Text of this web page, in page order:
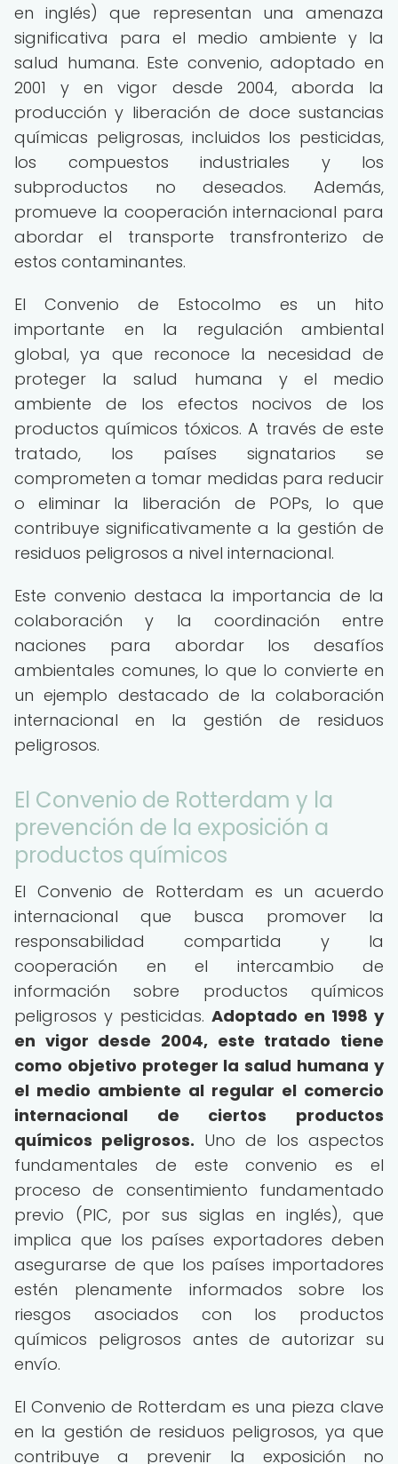
en inglés) que representan una amenaza
significativa para el medio ambiente y la
salud humana. Este convenio, adoptado en
2001 y en vigor desde 2004, aborda la
producción y liberación de doce sustancias
químicas peligrosas, incluidos los pesticidas,
los compuestos industriales y los
subproductos no deseados. Además,
promueve la cooperación internacional para
abordar el transporte transfronterizo de
estos contaminantes.
El Convenio de Estocolmo es un hito
importante en la regulación ambiental
global, ya que reconoce la necesidad de
proteger la salud humana y el medio
ambiente de los efectos nocivos de los
productos químicos tóxicos. A través de este
tratado, los países signatarios se
comprometen a tomar medidas para reducir
o eliminar la liberación de POPs, lo que
contribuye significativamente a la gestión de
residuos peligrosos a nivel internacional.
Este convenio destaca la importancia de la
colaboración y la coordinación entre
naciones para abordar los desafíos
ambientales comunes, lo que lo convierte en
un ejemplo destacado de la colaboración
internacional en la gestión de residuos
peligrosos.
El Convenio de Rotterdam y la
prevención de la exposición a
productos químicos
El Convenio de Rotterdam es un acuerdo
internacional que busca promover la
responsabilidad compartida y la
cooperación en el intercambio de
información sobre productos químicos
peligrosos y pesticidas. Adoptado en 1998 y
en vigor desde 2004, este tratado tiene
como objetivo proteger la salud humana y
el medio ambiente al regular el comercio
internacional de ciertos productos
químicos peligrosos. Uno de los aspectos
fundamentales de este convenio es el
proceso de consentimiento fundamentado
previo (PIC, por sus siglas en inglés), que
implica que los países exportadores deben
asegurarse de que los países importadores
estén plenamente informados sobre los
riesgos asociados con los productos
químicos peligrosos antes de autorizar su
envío.
El Convenio de Rotterdam es una pieza clave
en la gestión de residuos peligrosos, ya que
contribuye a prevenir la exposición no